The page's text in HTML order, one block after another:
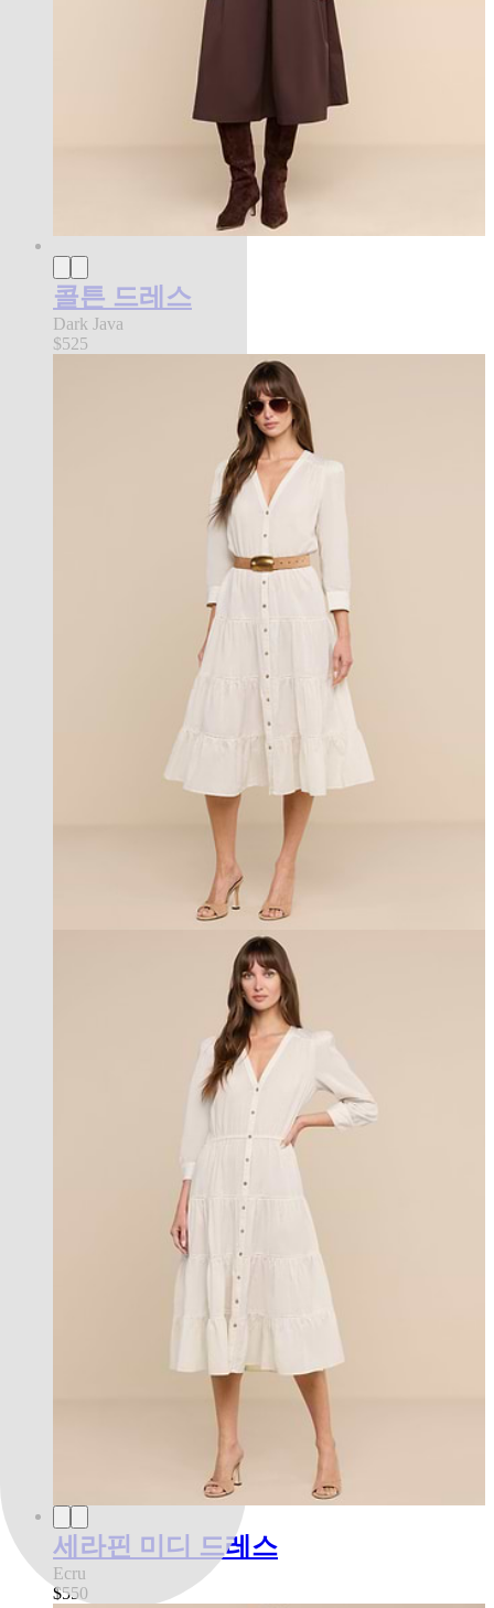
콜튼 드레스
Dark Java
$525
세라핀 미디 드레스
Ecru
$550